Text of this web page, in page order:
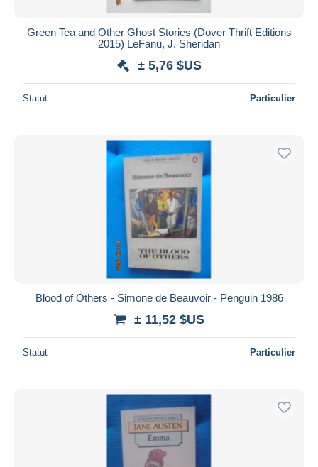
Green Tea and Other Ghost Stories (Dover Thrift Editions
2015) LeFanu, J. Sheridan
± 5,76 $US
Statut Particulier
Blood of Others - Simone de Beauvoir - Penguin 1986
± 11,52 $US
Statut Particulier